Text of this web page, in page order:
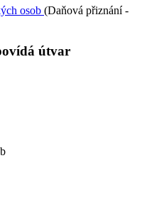
osob (Daňová přiznání -
útvar